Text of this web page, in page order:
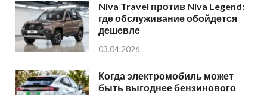
Niva Travel против Niva Legend:
где обслуживание обойдется
дешевле
03.04.2026
Когда электромобиль может
быть выгоднее бензинового